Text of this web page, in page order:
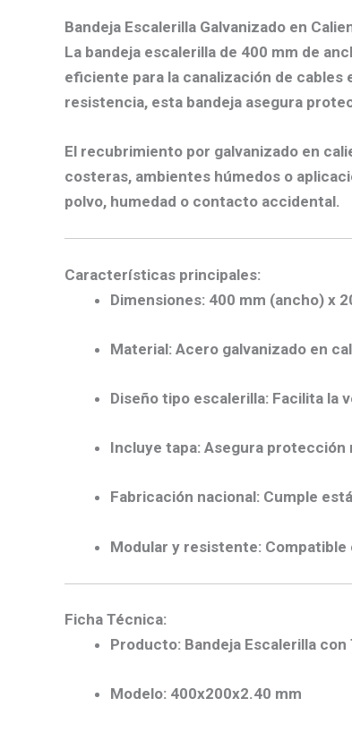
Bandeja Escalerilla Galvanizado en
La bandeja escalerilla de 400 mm de
eficiente para la canalización de
resistencia, esta bandeja asegura
El recubrimiento por galvanizado en
costeras, ambientes húmedos o
polvo, humedad o contacto accidental.
Características principales:
Dimensiones: 400 mm (ancho) x
Material: Acero galvanizado en
Diseño tipo escalerilla: Facilita la
Incluye tapa: Asegura protección
Fabricación nacional: Cumple
Modular y resistente: Compatible
Ficha Técnica:
Producto: Bandeja Escalerilla con
Modelo: 400x200x2.40 mm